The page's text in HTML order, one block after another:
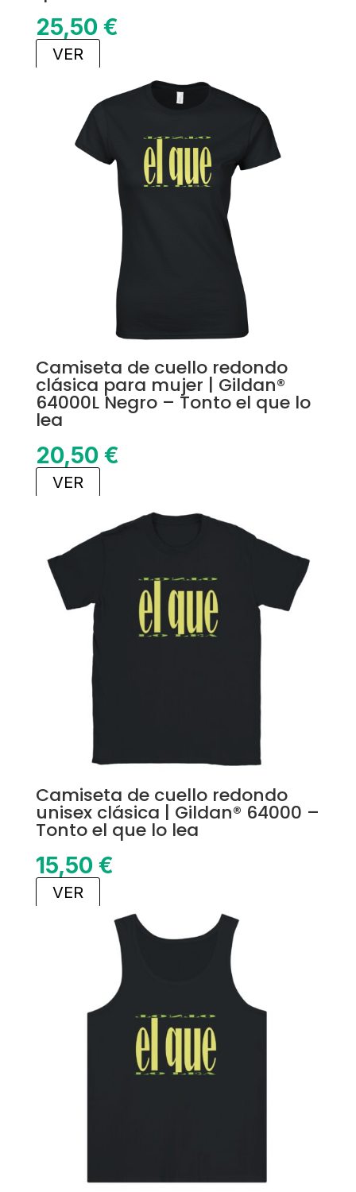
25,50 €
VER
Camiseta de cuello redondo
clásica para mujer | Gildan®
64000L Negro – Tonto el que lo
lea
20,50 €
VER
Camiseta de cuello redondo
unisex clásica | Gildan® 64000 –
Tonto el que lo lea
15,50 €
VER